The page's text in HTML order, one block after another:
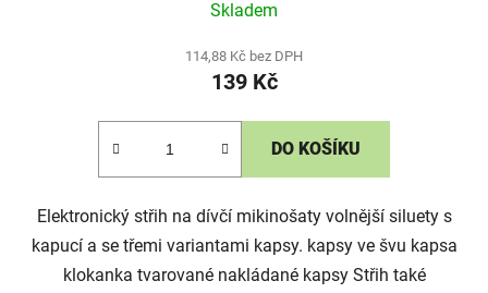
Skladem
114,88 Kč bez DPH
139 Kč
DO KOŠÍKU
Elektronický střih na dívčí mikinošaty volnější siluety s
kapucí a se třemi variantami kapsy. kapsy ve švu kapsa
klokanka tvarované nakládané kapsy Střih také